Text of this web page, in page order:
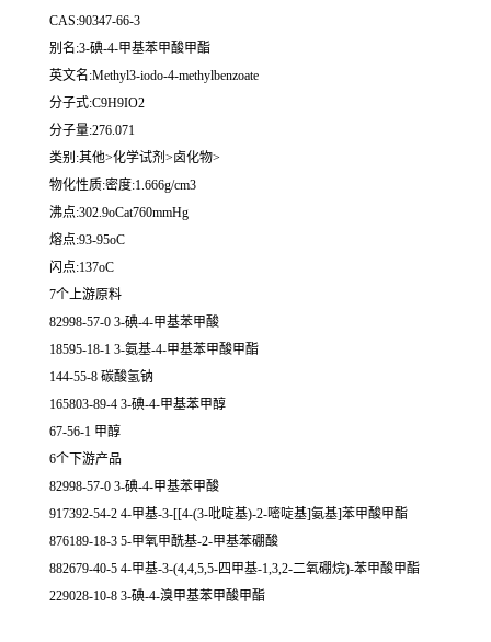
CAS:90347-66-3
别名:3-碘-4-甲基苯甲酸甲酯
英文名:Methyl3-iodo-4-methylbenzoate
分子式:C9H9IO2
分子量:276.071
类别:其他>化学试剂>卤化物>
物化性质:密度:1.666g/cm3
沸点:302.9oCat760mmHg
熔点:93-95oC
闪点:137oC
7个上游原料
82998-57-0 3-碘-4-甲基苯甲酸
18595-18-1 3-氨基-4-甲基苯甲酸甲酯
144-55-8 碳酸氢钠
165803-89-4 3-碘-4-甲基苯甲醇
67-56-1 甲醇
6个下游产品
82998-57-0 3-碘-4-甲基苯甲酸
917392-54-2 4-甲基-3-[[4-(3-吡啶基)-2-嘧啶基]氨基]苯甲酸甲酯
876189-18-3 5-甲氧甲酰基-2-甲基苯硼酸
882679-40-5 4-甲基-3-(4,4,5,5-四甲基-1,3,2-二氧硼烷)-苯甲酸甲酯
229028-10-8 3-碘-4-溴甲基苯甲酸甲酯